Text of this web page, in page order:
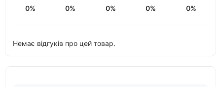
0% 0% 0% 0% 0%
Немає відгуків про цей товар.